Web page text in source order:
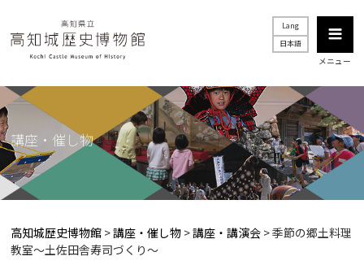
Lang
日本語
メニュー
講座・催し物
高知城歴史博物館 >講座・催し物 >講座・講演会 >季節の郷土料理
教室～土佐田舎寿司づくり～